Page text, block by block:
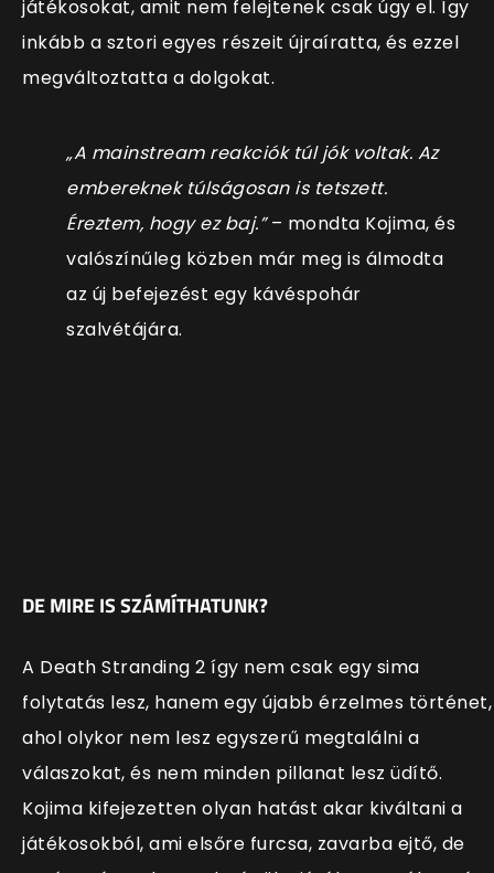
játékosokat, amit nem felejtenek csak úgy el. Így
inkább a sztori egyes részeit újraíratta, és ezzel
megváltoztatta a dolgokat.
„A mainstream reakciók túl jók voltak. Az
embereknek túlságosan is tetszett.
Éreztem, hogy ez baj.”– mondta Kojima, és
valószínűleg közben már meg is álmodta
az új befejezést egy kávéspohár
szalvétájára.
DE MIRE IS SZÁMÍTHATUNK?
A Death Stranding 2 így nem csak egy sima
folytatás lesz, hanem egy újabb érzelmes történet,
ahol olykor nem lesz egyszerű megtalálni a
válaszokat, és nem minden pillanat lesz üdítő.
Kojima kifejezetten olyan hatást akar kiváltani a
játékosokból, ami elsőre furcsa, zavarba ejtő, de